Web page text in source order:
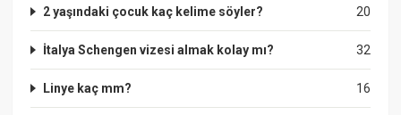
20
2 yaşındaki çocuk kaç kelime söyler?
32
İtalya Schengen vizesi almak kolay mı?
16
Linye kaç mm?